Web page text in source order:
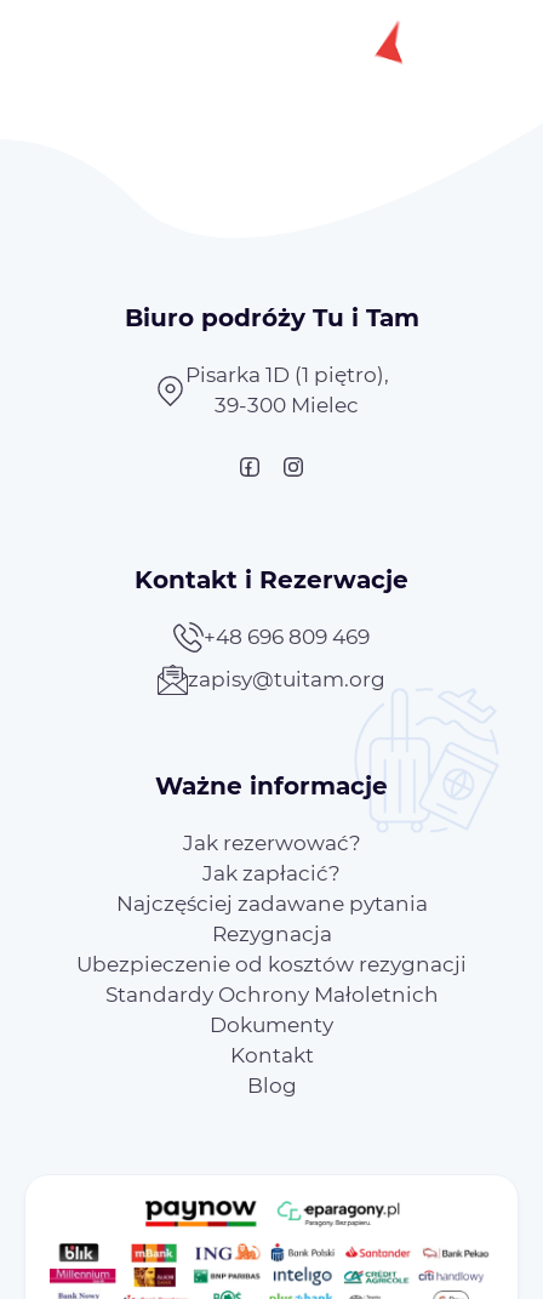
Biuro podróży Tu i Tam
Pisarka 1D (1 piętro),
39-300 Mielec
Kontakt i Rezerwacje
+48 696 809 469
zapisy@tuitam.org
Ważne informacje
Jak rezerwować?
Jak zapłacić?
Najczęściej zadawane pytania
Rezygnacja
Ubezpieczenie od kosztów rezygnacji
Standardy Ochrony Małoletnich
Dokumenty
Kontakt
Blog